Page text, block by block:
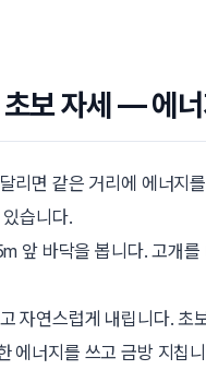
보 자세 — 에
리면 같은 거리에 에너지
습니다.
앞 바닥을 봅니다. 고개를
자연스럽게 내립니다. 초
에너지를 쓰고 금방 지칩